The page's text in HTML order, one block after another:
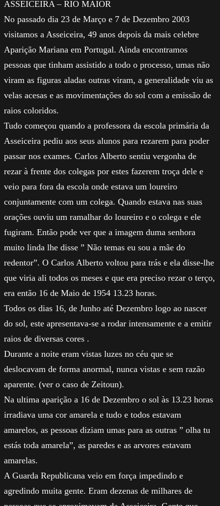
ASSEICEIRA – RIO MAIOR
No passado dia 23 de Março e 7 de Dezembro 2003
visitamos a Asseiceira, 49 anos depois da mais celebre
Aparição Mariana em Portugal. Ainda encontramos
pessoas que tinham assistido a todo o processo, umas não
viram as figuras aladas outras viram, a generalidade viu as
velas acesas e as movimentações do sol com a emissão de
raios coloridos.
Tudo começou quando a professora da escola primária da
Asseiceira pediu aos seus alunos para rezarem para poder
passar nos exames. Carlos Alberto sentiu vergonha de
rezar à frente dos colegas por estes fazerem troça dele e
veio para fora da escola onde estava um loureiro
conjuntamente com um colega. Quando estava nas suas
orações ouviu um ramalhar do loureiro e o colega e ele
fugiram. Então pode ver que a imagem duma senhora
muito linda lhe disse ” Não temas eu sou a mãe do
redentor”. O Carlos Alberto voltou para trás e ela disse-lhe
que viria ali todos os meses e que era preciso rezar o terço,
era então 16 de Maio de 1954 13.23 horas.
Todos os dias 16, de Junho até Dezembro logo ao nascer
do sol, este apresentava-se a rodar intensamente e a emitir
raios de diversas cores .
Durante a noite eram vistas luzes no céu que se
deslocavam de forma anormal, nunca vistas e sem razão
aparente. (ver o caso de Zeitoun).
Na ultima aparição a 16 de Dezembro o sol às 13.23 horas
irradiava uma cor amarela e tudo e todos estavam
amarelos, as pessoas diziam umas para as outras ” olha tu
estás toda amarela”, as paredes e as arvores estavam
amarelas.
A Guarda Republicana veio em força impedindo e
agredindo muita gente. Eram dezenas de milhares de